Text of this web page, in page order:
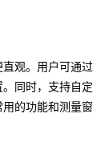
观。用户可通过
同时，支持自定
的功能和测量窗